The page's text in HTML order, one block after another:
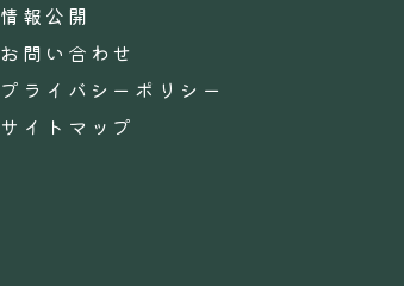
情報公開
お問い合わせ
プライバシーポリシー
サイトマップ